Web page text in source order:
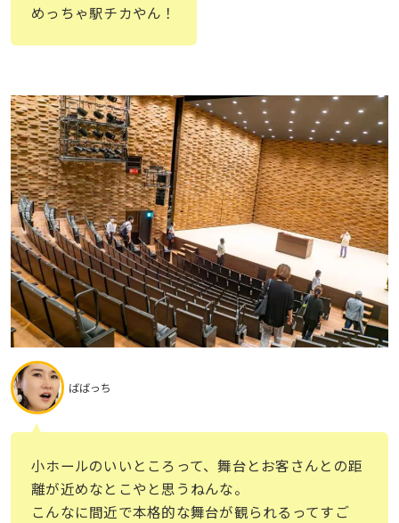
めっちゃ駅チカやん！
ばばっち
小ホールのいいところって、舞台とお客さんとの距
離が近めなとこやと思うねんな。
こんなに間近で本格的な舞台が観られるってすご